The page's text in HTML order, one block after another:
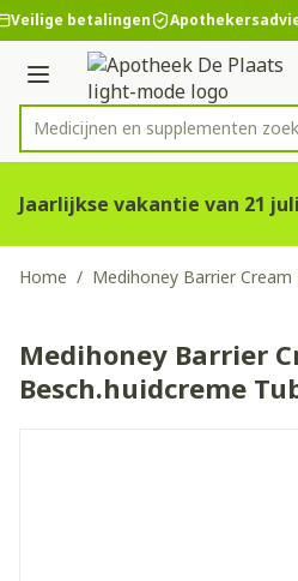
Ga naar de inhoud
2 van 2
Veilige betalingen
Menu
Product, merk, categorie...
Medicijnen en supplementen
Jaarlijkse vakantie van 21
Home / Medihoney Barrier
Medihoney Barrier
Besch.huidcreme